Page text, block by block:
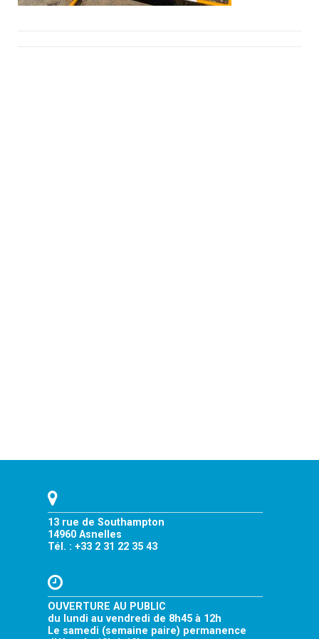
13 rue de Southampton
14960 Asnelles
Tél. : +33 2 31 22 35 43
OUVERTURE AU PUBLIC
du lundi au vendredi de 8h45 à 12h
Le samedi (semaine paire) permanence